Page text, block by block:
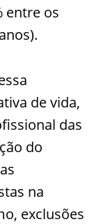
entre os
de vida,
das
do
na
exclusões